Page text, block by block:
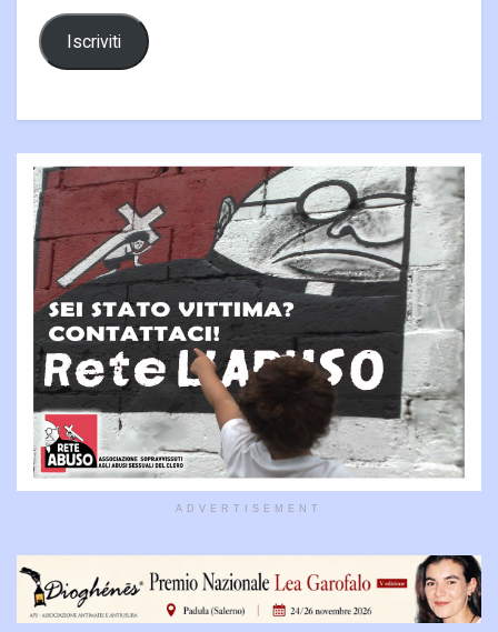
Iscriviti
ADVERTISEMENT